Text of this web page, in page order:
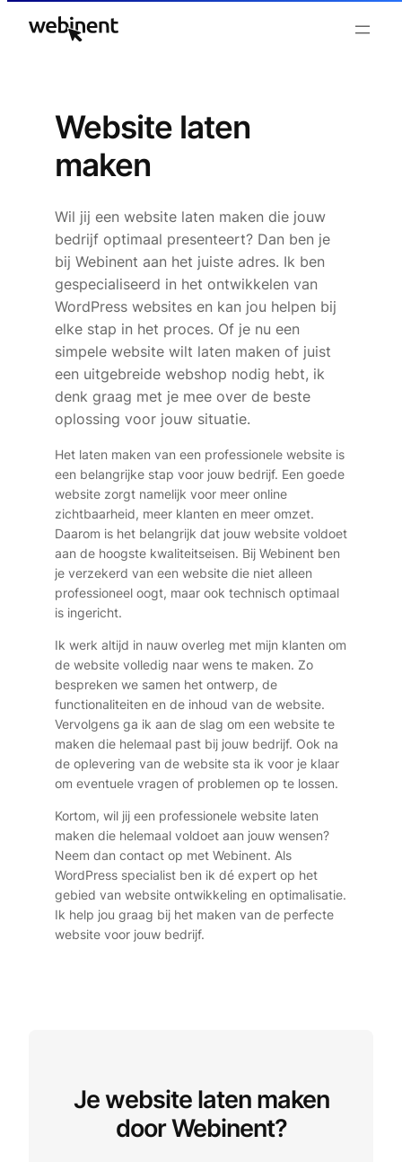
naar
Website laten
maken
Wil jij een website laten maken die jouw
bedrijf optimaal presenteert? Dan ben je
bij Webinent aan het juiste adres. Ik ben
gespecialiseerd in het ontwikkelen van
WordPress websites en kan jou helpen bij
elke stap in het proces. Of je nu een
simpele website wilt laten maken of juist
een uitgebreide webshop nodig hebt, ik
denk graag met je mee over de beste
oplossing voor jouw situatie.
Het laten maken van een professionele website is
een belangrijke stap voor jouw bedrijf. Een goede
website zorgt namelijk voor meer online
zichtbaarheid, meer klanten en meer omzet.
Daarom is het belangrijk dat jouw website voldoet
aan de hoogste kwaliteitseisen. Bij Webinent ben
je verzekerd van een website die niet alleen
professioneel oogt, maar ook technisch optimaal
is ingericht.
Ik werk altijd in nauw overleg met mijn klanten om
de website volledig naar wens te maken. Zo
bespreken we samen het ontwerp, de
functionaliteiten en de inhoud van de website.
Vervolgens ga ik aan de slag om een website te
maken die helemaal past bij jouw bedrijf. Ook na
de oplevering van de website sta ik voor je klaar
om eventuele vragen of problemen op te lossen.
Kortom, wil jij een professionele website laten
maken die helemaal voldoet aan jouw wensen?
Neem dan contact op met Webinent. Als
WordPress specialist ben ik dé expert op het
gebied van website ontwikkeling en optimalisatie.
Ik help jou graag bij het maken van de perfecte
website voor jouw bedrijf.
Je website laten maken
door Webinent?